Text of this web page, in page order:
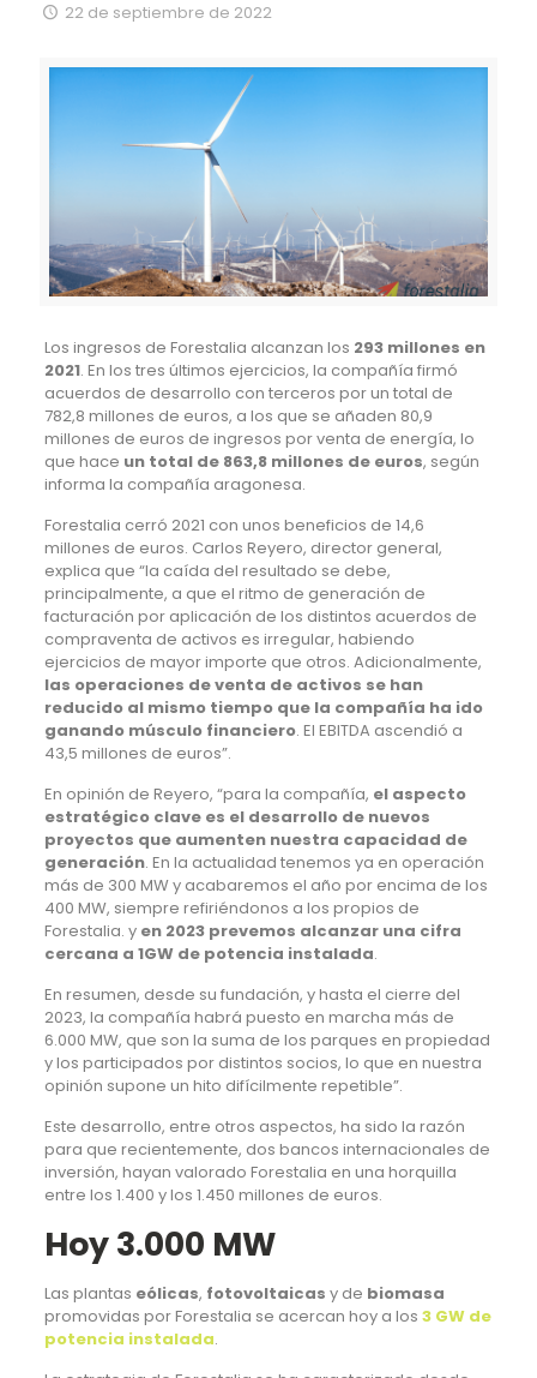
22 de septiembre de 2022
Los ingresos de Forestalia alcanzan los 293 millones en
2021. En los tres últimos ejercicios, la compañía firmó
acuerdos de desarrollo con terceros por un total de
782,8 millones de euros, a los que se añaden 80,9
millones de euros de ingresos por venta de energía, lo
que hace un total de 863,8 millones de euros, según
informa la compañía aragonesa.
Forestalia cerró 2021 con unos beneficios de 14,6
millones de euros. Carlos Reyero, director general,
explica que “la caída del resultado se debe,
principalmente, a que el ritmo de generación de
facturación por aplicación de los distintos acuerdos de
compraventa de activos es irregular, habiendo
ejercicios de mayor importe que otros. Adicionalmente,
las operaciones de venta de activos se han
reducido al mismo tiempo que la compañía ha ido
ganando músculo financiero. El EBITDA ascendió a
43,5 millones de euros”.
En opinión de Reyero, “para la compañía, el aspecto
estratégico clave es el desarrollo de nuevos
proyectos que aumenten nuestra capacidad de
generación. En la actualidad tenemos ya en operación
más de 300 MW y acabaremos el año por encima de los
400 MW, siempre refiriéndonos a los propios de
Forestalia. y en 2023 prevemos alcanzar una cifra
cercana a 1GW de potencia instalada.
En resumen, desde su fundación, y hasta el cierre del
2023, la compañía habrá puesto en marcha más de
6.000 MW, que son la suma de los parques en propiedad
y los participados por distintos socios, lo que en nuestra
opinión supone un hito difícilmente repetible”.
Este desarrollo, entre otros aspectos, ha sido la razón
para que recientemente, dos bancos internacionales de
inversión, hayan valorado Forestalia en una horquilla
entre los 1.400 y los 1.450 millones de euros.
Hoy 3.000 MW
Las plantas eólicas, fotovoltaicas y de biomasa
promovidas por Forestalia se acercan hoy a los 3 GW de
potencia instalada.